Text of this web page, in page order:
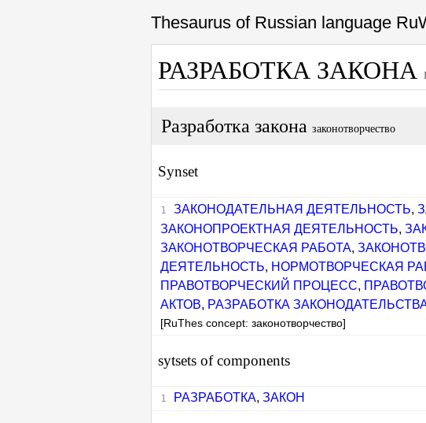
Thesaurus of Russian language
РАЗРАБОТКА ЗАКОНА
Разработка закона законотворчество
Synset
ЗАКОНОДАТЕЛЬНАЯ ДЕЯТЕЛЬНОСТЬ,
ЗАКОНОПРОЕКТНАЯ ДЕЯТЕЛЬНОСТЬ,
ЗАКОНОТВОРЧЕСКАЯ РАБОТА,
ДЕЯТЕЛЬНОСТЬ, НОРМОТВОРЧЕСКАЯ
ПРАВОТВОРЧЕСКИЙ ПРОЦЕСС,
АКТОВ, РАЗРАБОТКА
[RuThes concept: законотворчество]
sytsets of components
РАЗРАБОТКА, ЗАКОН